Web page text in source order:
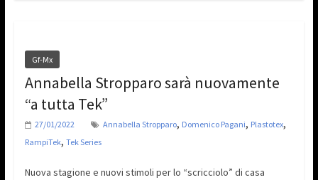
Gf-Mx
Annabella Stropparo sarà nuovamente
“a tutta Tek”
27/01/2022 Annabella Stropparo, Domenico Pagani, Plastotex,
RampiTek, Tek Series
Nuova stagione e nuovi stimoli per lo “scricciolo” di casa